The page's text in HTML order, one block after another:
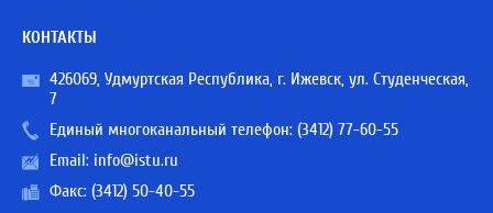
КОНТАКТЫ
426069, Удмуртская Республика, г. Ижевск, ул. Студенческая,
7
Единый многоканальный телефон: (3412) 77-60-55
Email: info@istu.ru
Факс: (3412) 50-40-55